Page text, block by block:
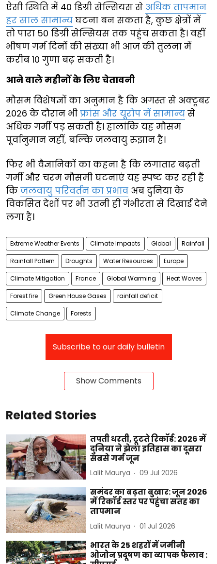
ऐसी स्थिति में 40 डिग्री सेल्सियस से अधिक तापमान
हर साल सामान्य घटना बन सकता है, कुछ क्षेत्रों में
तो पारा 50 डिग्री सेल्सियस तक पहुंच सकता है। वहीं
भीषण गर्म दिनों की संख्या भी आज की तुलना में
करीब 10 गुणा बढ़ सकती है।
आने वाले महीनों के लिए चेतावनी
मौसम विशेषज्ञों का अनुमान है कि अगस्त से अक्टूबर
2026 के दौरान भी फ्रांस और यूरोप में सामान्य से
अधिक गर्मी पड़ सकती है। हालांकि यह मौसम
पूर्वानुमान नहीं, बल्कि जलवायु रुझान है।
फिर भी वैज्ञानिकों का कहना है कि लगातार बढ़ती
गर्मी और चरम मौसमी घटनाएं यह स्पष्ट कर रही हैं
कि जलवायु परिवर्तन का प्रभाव अब दुनिया के
विकसित देशों पर भी उतनी ही गंभीरता से दिखाई देने
लगा है।
Extreme Weather Events Climate Impacts Global Rainfall
Rainfall Pattern Droughts Water Resources Europe
Climate Mitigation France Global Warming Heat Waves
Forest fire Green House Gases rainfall deficit
Climate Change Forests
Subscribe to our daily bulletin
Show Comments
Related Stories
तपती धरती, टूटते रिकॉर्ड: 2026 में
दुनिया ने झेला इतिहास का दूसरा
सबसे गर्म जून
Lalit Maurya 09 Jul 2026
समंदर का बढ़ता बुखार: जून 2026
में रिकॉर्ड स्तर पर पहुंचा सतह का
तापमान
Lalit Maurya 01 Jul 2026
भारत के 25 शहरों में जमीनी
ओजोन प्रदूषण का व्यापक फैलाव :